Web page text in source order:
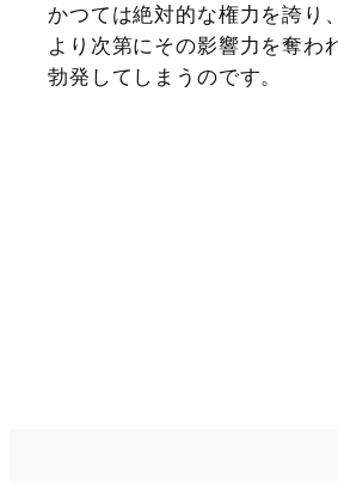
かつては絶対的な権力を誇り
より次第にその影響力を奪わ
勃発してしまうのです。